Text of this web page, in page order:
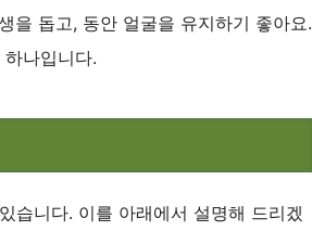
을 돕고, 동안 얼굴을 유지하기 좋아요.
나입니다.
습니다. 이를 아래에서 설명해 드리겠